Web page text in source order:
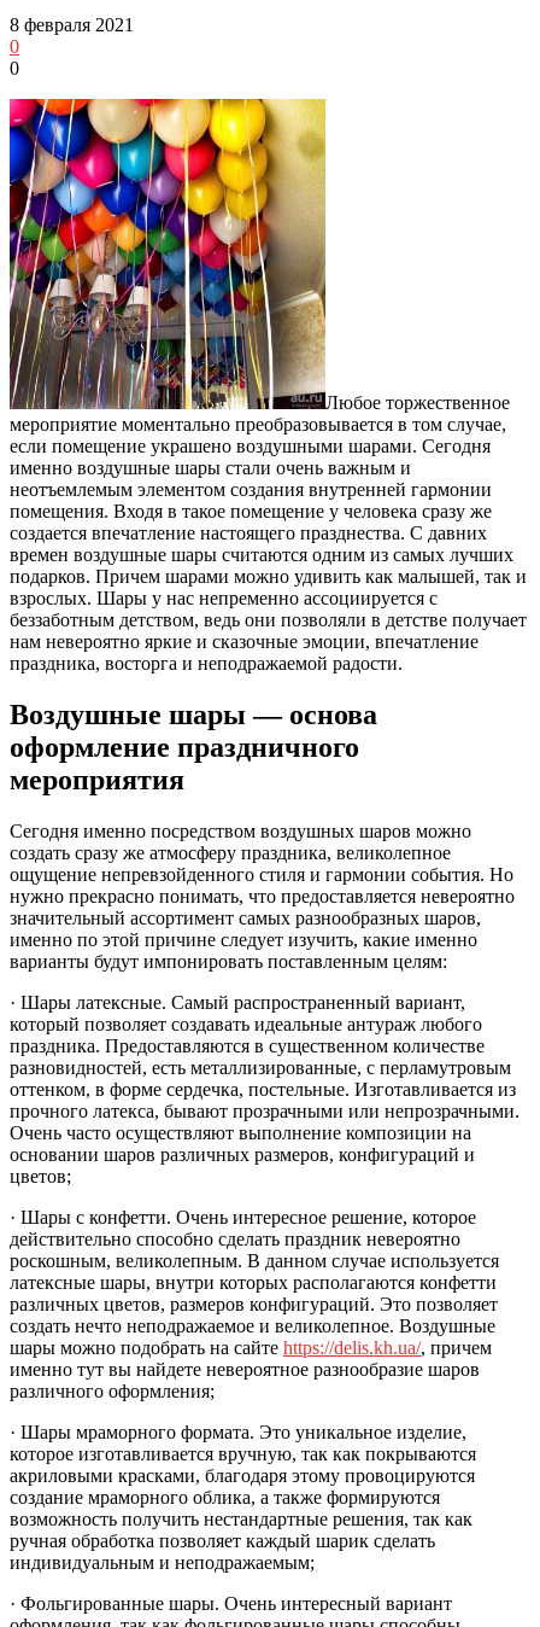
8 февраля 2021
0
0
Любое торжественное
мероприятие моментально преобразовывается в том случае,
если помещение украшено воздушными шарами. Сегодня
именно воздушные шары стали очень важным и
неотъемлемым элементом создания внутренней гармонии
помещения. Входя в такое помещение у человека сразу же
создается впечатление настоящего празднества. С давних
времен воздушные шары считаются одним из самых лучших
подарков. Причем шарами можно удивить как малышей, так и
взрослых. Шары у нас непременно ассоциируется с
беззаботным детством, ведь они позволяли в детстве получает
нам невероятно яркие и сказочные эмоции, впечатление
праздника, восторга и неподражаемой радости.
Воздушные шары — основа
оформление праздничного
мероприятия
Сегодня именно посредством воздушных шаров можно
создать сразу же атмосферу праздника, великолепное
ощущение непревзойденного стиля и гармонии события. Но
нужно прекрасно понимать, что предоставляется невероятно
значительный ассортимент самых разнообразных шаров,
именно по этой причине следует изучить, какие именно
варианты будут импонировать поставленным целям:
· Шары латексные. Самый распространенный вариант,
который позволяет создавать идеальные антураж любого
праздника. Предоставляются в существенном количестве
разновидностей, есть металлизированные, с перламутровым
оттенком, в форме сердечка, постельные. Изготавливается из
прочного латекса, бывают прозрачными или непрозрачными.
Очень часто осуществляют выполнение композиции на
основании шаров различных размеров, конфигураций и
цветов;
· Шары с конфетти. Очень интересное решение, которое
действительно способно сделать праздник невероятно
роскошным, великолепным. В данном случае используется
латексные шары, внутри которых располагаются конфетти
различных цветов, размеров конфигураций. Это позволяет
создать нечто неподражаемое и великолепное. Воздушные
шары можно подобрать на сайте https://delis.kh.ua/, причем
именно тут вы найдете невероятное разнообразие шаров
различного оформления;
· Шары мраморного формата. Это уникальное изделие,
которое изготавливается вручную, так как покрываются
акриловыми красками, благодаря этому провоцируются
создание мраморного облика, а также формируются
возможность получить нестандартные решения, так как
ручная обработка позволяет каждый шарик сделать
индивидуальным и неподражаемым;
· Фольгированные шары. Очень интересный вариант